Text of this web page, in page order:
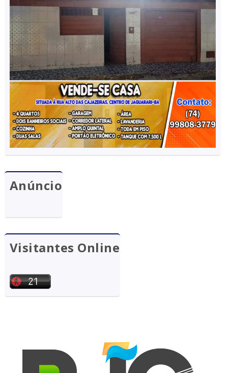
Anúncio
Visitantes Online